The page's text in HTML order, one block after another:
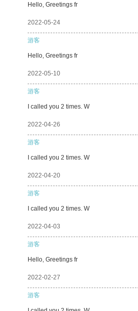
Hello, Greetings fr
2022-05-24
游客
Hello, Greetings fr
2022-05-10
游客
I called you 2 times. W
2022-04-26
游客
I called you 2 times. W
2022-04-20
游客
I called you 2 times. W
2022-04-03
游客
Hello, Greetings fr
2022-02-27
游客